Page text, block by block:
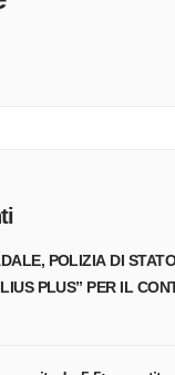
POLIZIA DI
PLUS” PER IL